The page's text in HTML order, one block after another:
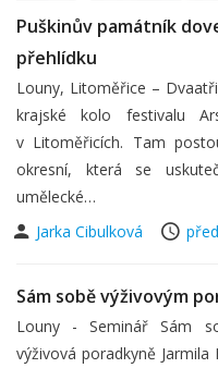
Puškinův památník
přehlídku
Louny, Litoměřice –
krajské kolo festivalu
v Litoměřicích. Tam
okresní, která se
umělecké…
Jarka Cibulková
Sám sobě výživovým
Louny - Seminář Sám
výživová poradkyně